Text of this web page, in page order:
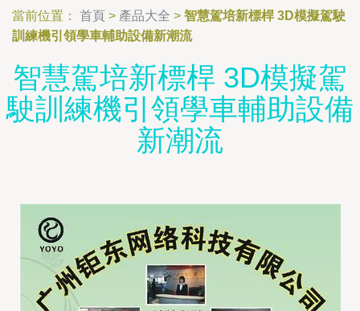
當前位置： 首頁 > 產品大全 > 智慧駕培新標桿 3D模擬駕駛
訓練機引領學車輔助設備新潮流
智慧駕培新標桿 3D模擬駕
駛訓練機引領學車輔助設備
新潮流